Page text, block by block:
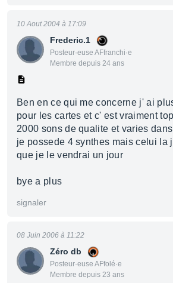
Frederic.1
Posteur·euse AFfranchi·e
Membre depuis 24 ans
10 Aout 2004 à 17:09
Ben en ce qui me concerne j' ai
pour les cartes et c' est vraiment
2000 sons de qualite et varies
je possede 4 synthes mais celui la
que je le vendrai un jour
bye a plus
signaler
Zéro db
Posteur·euse AFfolé·e
Membre depuis 23 ans
08 Juin 2006 à 11:22